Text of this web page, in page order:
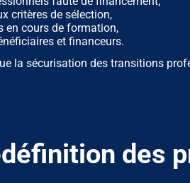
critères de sélection,
en cours de formation,
et financeurs.
la sécurisation des transitions
des